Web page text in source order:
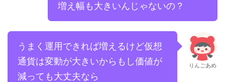
増え幅も大きいんじゃないの？
うまく運用できれば増えるけど仮想
通貨は変動が大きいからもし価値が
減っても大丈夫なら
りんごあめ